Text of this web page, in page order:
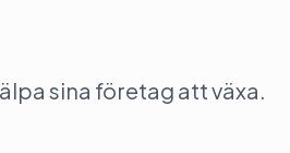
sina företag att växa.